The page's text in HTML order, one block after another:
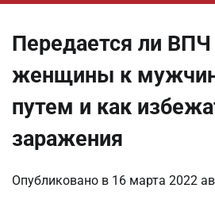
Передается ли ВПЧ
женщины к
путем и как
заражения
Опубликовано в 16 марта 2022